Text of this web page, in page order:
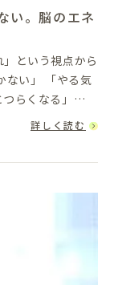
い。脳のエネ
」という視点から
らくなる」
こうした悩みを抱
詳しく読む